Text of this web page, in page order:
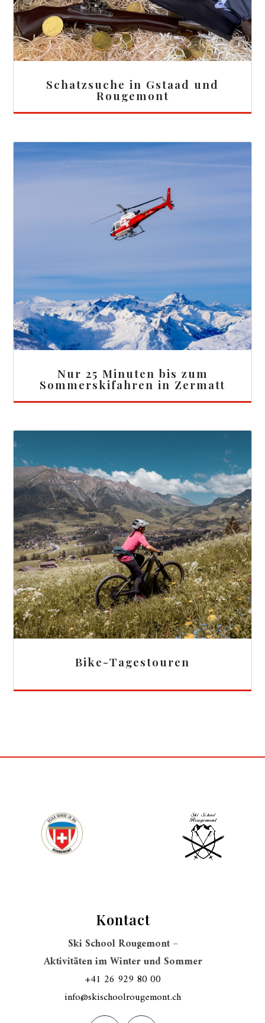
Schatzsuche in Gstaad und
Rougemont
Nur 25 Minuten bis zum
Sommerskifahren in Zermatt
Bike-Tagestouren
Kontact
Ski School Rougemont –
Aktivitäten im Winter und Sommer
+41 26 929 80 00
info@skischoolrougemont.ch